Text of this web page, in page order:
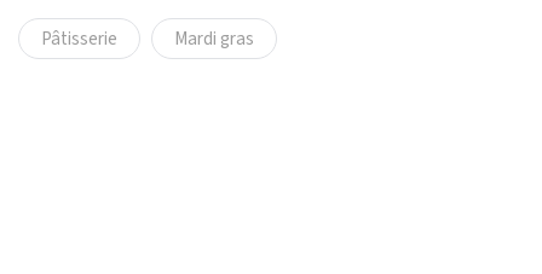
Pâtisserie Mardi gras